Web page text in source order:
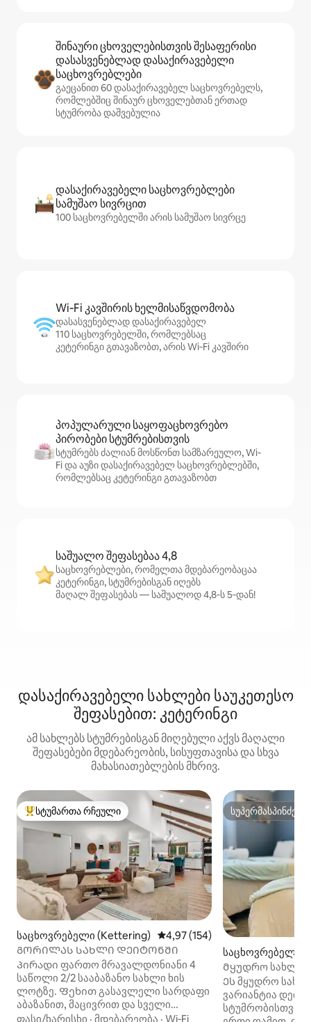
შინაური ცხოველებისთვის შესაფერისი
დასასვენებლად დასაქირავებელი
საცხოვრებლები
გაეცანით 60 დასაქირავებელ საცხოვრებელს,
რომლებშიც შინაურ ცხოველებთან ერთად
სტუმრობა დაშვებულია
დასაქირავებელი საცხოვრებლები
სამუშაო სივრცით
100 საცხოვრებელში არის სამუშაო სივრცე
Wi‑Fi კავშირის ხელმისაწვდომობა
დასასვენებლად დასაქირავებელ
110 საცხოვრებელში, რომლებსაც
კეტერინგი გთავაზობთ, არის Wi‑Fi კავშირი
პოპულარული საყოფაცხოვრებო
პირობები სტუმრებისთვის
სტუმრებს ძალიან მოსწონთ სამზარეულო, Wi-
Fi და აუზი დასაქირავებელ საცხოვრებლებში,
რომლებსაც კეტერინგი გთავაზობთ
საშუალო შეფასებაა 4,8
საცხოვრებლები, რომელთა მდებარეობაცაა
კეტერინგი, სტუმრებისგან იღებს
მაღალ შეფასებას — საშუალოდ 4,8‑ს 5‑დან!
დასაქირავებელი სახლები საუკეთესო
შეფასებით: კეტერინგი
ამ სახლებს სტუმრებისგან მიღებული აქვს მაღალი
შეფასებები მდებარეობის, სისუფთავისა და სხვა
მახასიათებლების მხრივ.
სტუმართა რჩეული მოწინავე ვარიანტი
სტუმართა რჩეული
საცხოვრებელი (Kettering) საშუალო შეფასებაა 5‑დან
4,97 (154)
ᲒᲝᲠᲘᲚᲐᲡ ᲡᲐᲮᲚᲘ ᲓᲔᲘᲢᲝᲜᲨᲘ
Პირადი ფართო მრავალდონიანი 4
საწოლი 2/2 სააბაზანო სახლი ხის
ლოტზე. Ფეხით გასავლელი სარდაფი
აბაზანით, მაცივრით და სველი
წერტილით. Სრულად აღჭურვილი
ფასი/ხარისხი · მდებარეობა · Wi‑Fi
საცხოვრებელი
Მყუდრო სახლი:
მაიამი-ველის
ახლოს
Ეს მყუდრო
ვარიანტია
სტუმრობისთვის.